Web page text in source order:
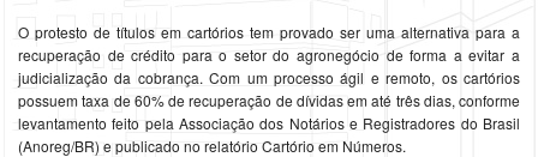
O protesto de títulos em cartórios tem provado ser uma alternativa para a
recuperação de crédito para o setor do agronegócio de forma a evitar a
judicialização da cobrança. Com um processo ágil e remoto, os cartórios
possuem taxa de 60% de recuperação de dívidas em até três dias, conforme
levantamento feito pela Associação dos Notários e Registradores do Brasil
(Anoreg/BR) e publicado no relatório Cartório em Números.